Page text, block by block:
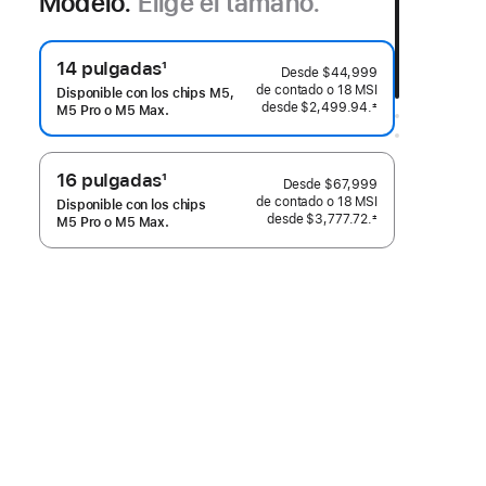
14 pulgadas
Nota
al
pie
1
Disponible con los chips M5,
M5 Pro o M5 Max.
Desde $44,999
de contado o 18 MSI
desde $2,499.94.
Nota al pie
±
16 pulgadas
Nota
al
pie
1
Disponible con los chips
M5 Pro o M5 Max.
Desde $67,999
de contado o 18 MSI
desde $3,777.72.
Nota al pie
±